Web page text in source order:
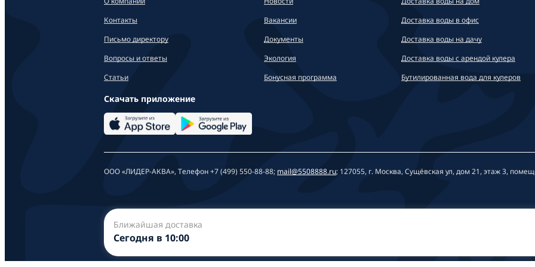
Ближайшая доставка
Сегодня в 10:00
Контакты
Письмо директору
Вопросы и ответы
Статьи
Вакансии
Документы
Экология
Бонусная программа
Доставка воды в офис
Доставка воды на дачу
Доставка воды с арендой кулера
Бутилированная вода для кулеров
Скачать приложение
ООО «ЛИДЕР-АКВА», Телефон +7 (499) 550-88-88; mail@5508888.ru; 127055, г. Москва, Сущёвская ул, дом 21, этаж 3,